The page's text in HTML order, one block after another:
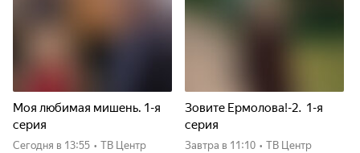
Моя любимая мишень. 1-я
серия
Сегодня в 13:55 • ТВ Центр
Зовите Ермолова!-2. 1-я
серия
Завтра в 11:10 • ТВ Центр